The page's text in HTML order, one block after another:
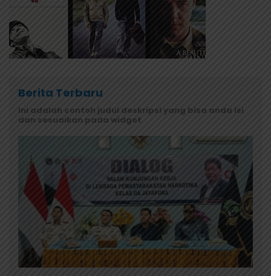
Berita Terbaru
Ini adalah contoh judul deskripsi yang bisa anda isi
dan sesuaikan pada widget